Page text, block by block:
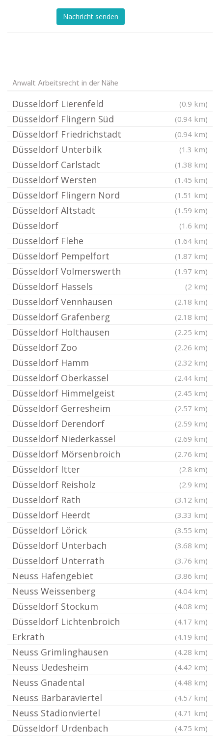
Nachricht senden
Anwalt Arbeitsrecht in der Nähe
Düsseldorf Lierenfeld (0.9 km)
Düsseldorf Flingern Süd (0.94 km)
Düsseldorf Friedrichstadt (0.94 km)
Düsseldorf Unterbilk (1.3 km)
Düsseldorf Carlstadt (1.38 km)
Düsseldorf Wersten (1.45 km)
Düsseldorf Flingern Nord (1.51 km)
Düsseldorf Altstadt (1.59 km)
Düsseldorf (1.6 km)
Düsseldorf Flehe (1.64 km)
Düsseldorf Pempelfort (1.87 km)
Düsseldorf Volmerswerth (1.97 km)
Düsseldorf Hassels (2 km)
Düsseldorf Vennhausen (2.18 km)
Düsseldorf Grafenberg (2.18 km)
Düsseldorf Holthausen (2.25 km)
Düsseldorf Zoo (2.26 km)
Düsseldorf Hamm (2.32 km)
Düsseldorf Oberkassel (2.44 km)
Düsseldorf Himmelgeist (2.45 km)
Düsseldorf Gerresheim (2.57 km)
Düsseldorf Derendorf (2.59 km)
Düsseldorf Niederkassel (2.69 km)
Düsseldorf Mörsenbroich (2.76 km)
Düsseldorf Itter (2.8 km)
Düsseldorf Reisholz (2.9 km)
Düsseldorf Rath (3.12 km)
Düsseldorf Heerdt (3.33 km)
Düsseldorf Lörick (3.55 km)
Düsseldorf Unterbach (3.68 km)
Düsseldorf Unterrath (3.76 km)
Neuss Hafengebiet (3.86 km)
Neuss Weissenberg (4.04 km)
Düsseldorf Stockum (4.08 km)
Düsseldorf Lichtenbroich (4.17 km)
Erkrath (4.19 km)
Neuss Grimlinghausen (4.28 km)
Neuss Uedesheim (4.42 km)
Neuss Gnadental (4.48 km)
Neuss Barbaraviertel (4.57 km)
Neuss Stadionviertel (4.71 km)
Düsseldorf Urdenbach (4.75 km)